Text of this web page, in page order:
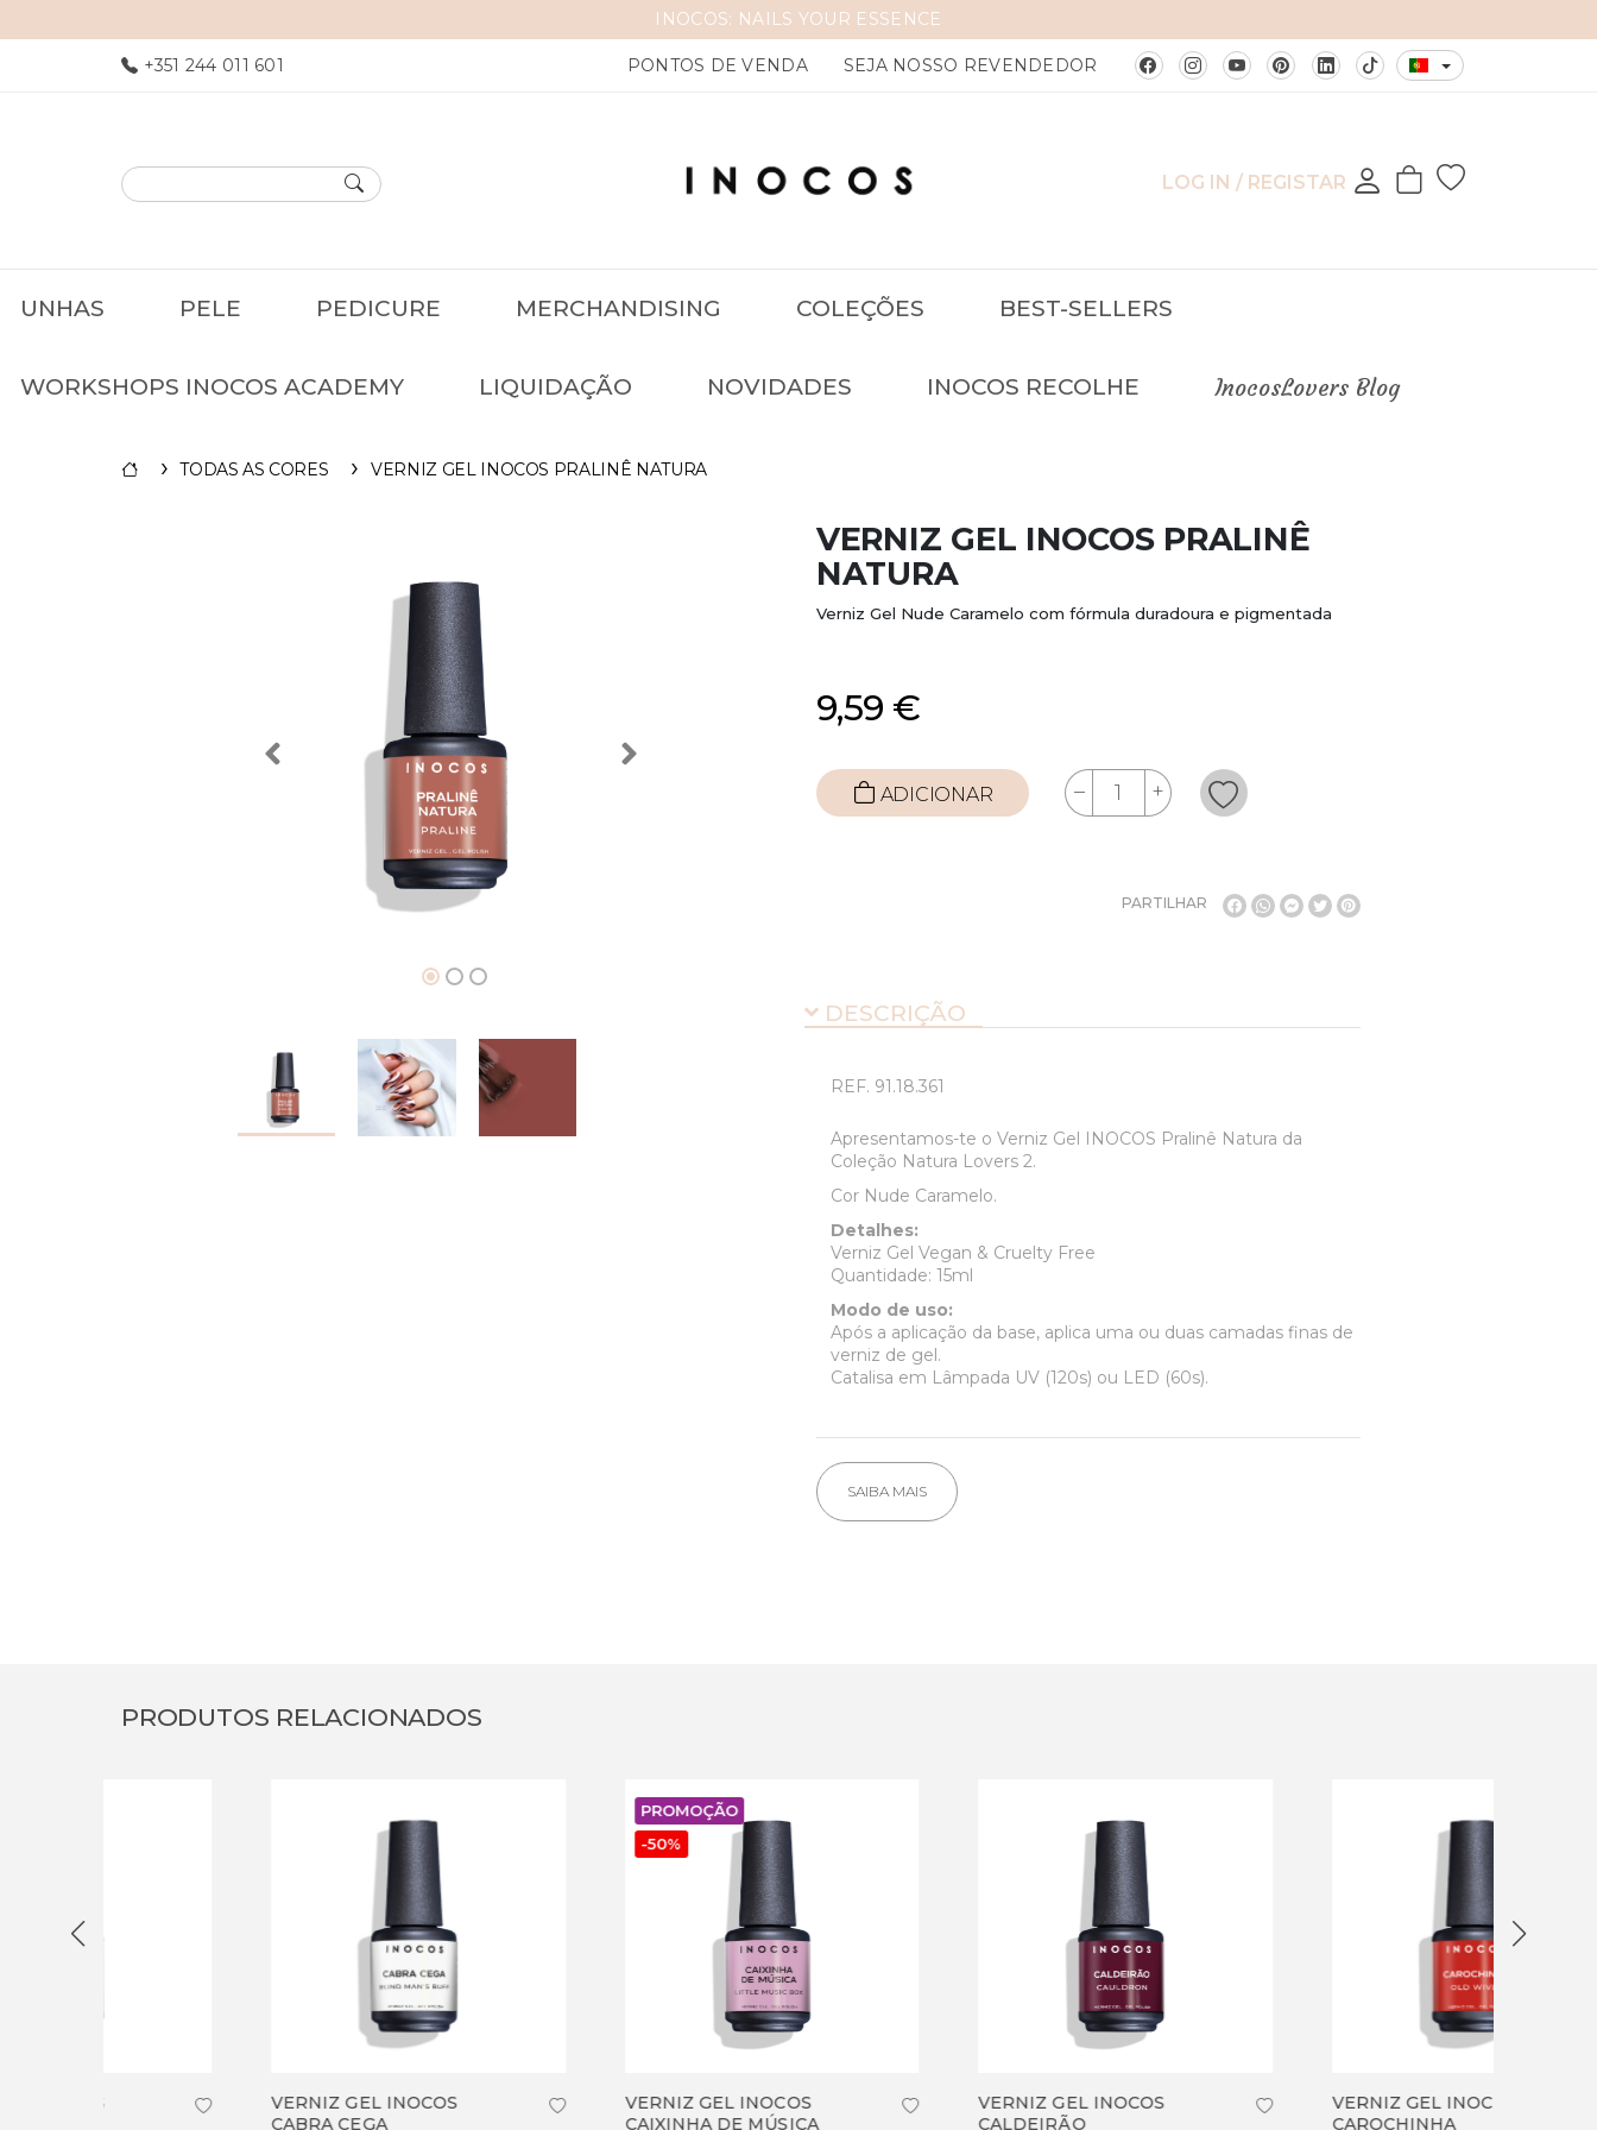
+351 244 011 601 PONTOS DE VENDA SEJA NOSSO REVENDEDOR
LOG IN / REGISTAR
UNHAS PELE PEDICURE MERCHANDISING COLEÇÕES BEST-SELLERS
WORKSHOPS INOCOS ACADEMY LIQUIDAÇÃO NOVIDADES INOCOS RECOLHE InocosLovers Blog
TODAS AS CORES VERNIZ GEL INOCOS PRALINÊ NATURA
VERNIZ GEL INOCOS PRALINÊ
NATURA
Verniz Gel Nude Caramelo com fórmula duradoura e pigmentada
9,59 €
ADICIONAR
PARTILHAR
DESCRIÇÃO
REF. 91.18.361
Apresentamos-te o Verniz Gel INOCOS Pralinê Natura da
Coleção Natura Lovers 2.
Cor Nude Caramelo.
Detalhes:
Verniz Gel Vegan & Cruelty Free
Quantidade: 15ml
Modo de uso:
Após a aplicação da base, aplica uma ou duas camadas finas de
verniz de gel.
Catalisa em Lâmpada UV (120s) ou LED (60s).
SAIBA MAIS
PRODUTOS RELACIONADOS
VERNIZ GEL INOCOS
VERNIZ GEL INOCOS
CAIXINHA DE MÚSICA
VERNIZ GEL INOCOS
VERNIZ GEL INOCOS